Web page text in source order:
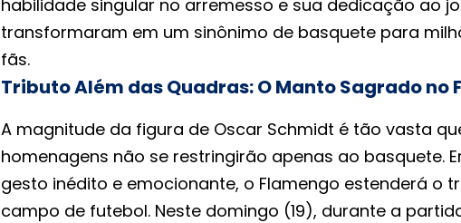
habilidade singular no arremesso e sua dedicação ao
transformaram em um sinônimo de basquete para
fãs.
Tributo Além das Quadras: O Manto Sagrado no
A magnitude da figura de Oscar Schmidt é tão vasta
homenagens não se restringirão apenas ao basquete.
gesto inédito e emocionante, o Flamengo estenderá o
campo de futebol. Neste domingo (19), durante a